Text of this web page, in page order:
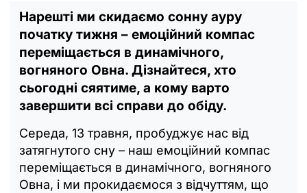
Нарешті ми скидаємо сонну ауру
початку тижня – емоційний компас
переміщається в динамічного,
вогняного Овна. Дізнайтеся, хто
сьогодні сяятиме, а кому варто
завершити всі справи до обіду.
Середа, 13 травня, пробуджує нас від
затягнутого сну – наш емоційний компас
переміщається в динамічного, вогняного
Овна, і ми прокидаємося з відчуттям, що